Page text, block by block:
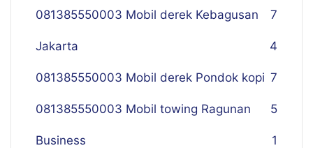
7
081385550003 Mobil derek Kebagusan
Jakarta 4
081385550003 Mobil derek Pondok kopi 7
081385550003 Mobil towing Ragunan 5
Business 1